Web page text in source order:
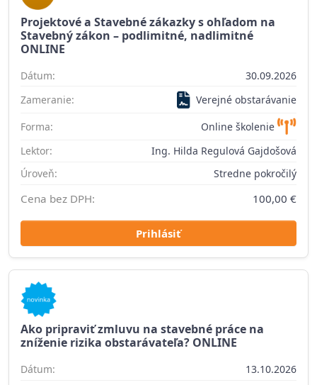
Projektové a Stavebné zákazky s ohľadom na
Stavebný zákon – podlimitné, nadlimitné
ONLINE
Dátum:
30.09.2026
Zameranie:
Verejné obstarávanie
Forma:
Online školenie
Lektor:
Ing. Hilda Regulová Gajdošová
Úroveň:
Stredne pokročilý
Cena bez DPH: 100,00 €
Prihlásiť
Ako pripraviť zmluvu na stavebné práce na
zníženie rizika obstarávateľa? ONLINE
Dátum:
13.10.2026